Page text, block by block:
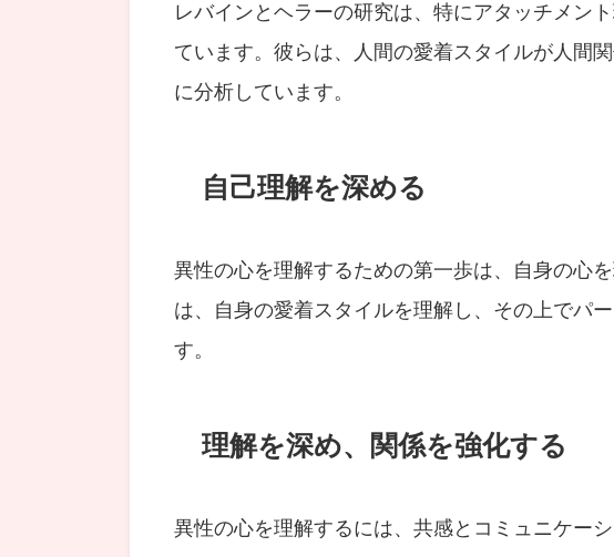
レバインとヘラーの研究は、特にアタッチメン
ています。彼らは、人間の愛着スタイルが人間
に分析しています。
自己理解を深める
異性の心を理解するための第一歩は、自身の心
は、自身の愛着スタイルを理解し、その上でパ
す。
理解を深め、関係を強化する
異性の心を理解するには、共感とコミュニケー